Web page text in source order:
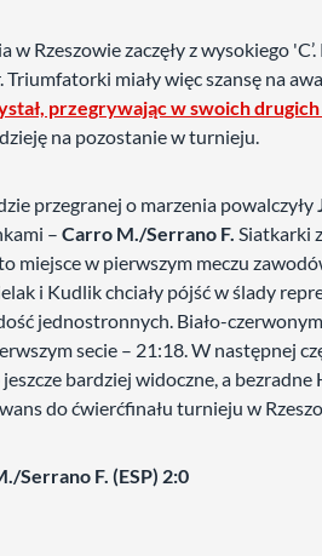
Rzeszowie zaczęły z wysokiego
miały więc szansę na
przegrywając w swoich
na pozostanie w turnieju.
przegranej o marzenia powalczyły
– Carro M./Serrano F. Siatkarki
miejsce w pierwszym meczu
i Kudlik chciały pójść w ślady
jednostronnych. Biało-
secie – 21:18. W następnej
bardziej widoczne, a
do ćwierćfinału turnieju w
Serrano F. (ESP) 2:0